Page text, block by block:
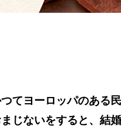
てヨーロッパのある
じないをすると、結